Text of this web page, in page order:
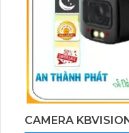
CAMERA